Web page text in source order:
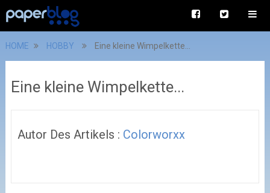
HOME HOBBY Eine kleine Wimpelkette...
Eine kleine Wimpelkette...
Autor Des Artikels : Colorworxx